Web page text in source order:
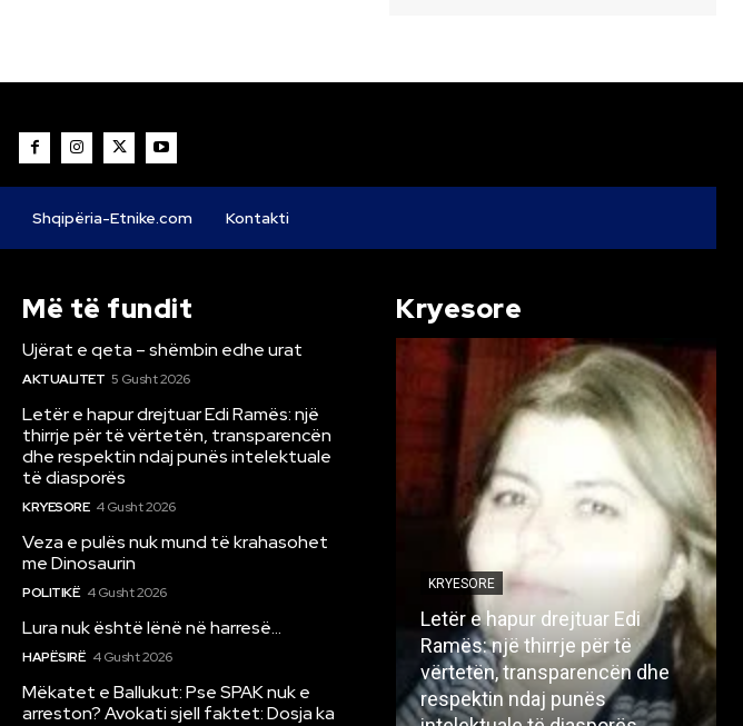
Shqipëria-Etnike.com Kontakti
Më të fundit
Ujërat e qeta – shëmbin edhe urat
AKTUALITET 5 Gusht 2026
Letër e hapur drejtuar Edi Ramës: një
thirrje për të vërtetën, transparencën
dhe respektin ndaj punës intelektuale
të diasporës
KRYESORE 4 Gusht 2026
Veza e pulës nuk mund të krahasohet
me Dinosaurin
POLITIKË 4 Gusht 2026
Lura nuk është lënë në harresë…
HAPËSIRË 4 Gusht 2026
Mëkatet e Ballukut: Pse SPAK nuk e
arreston? Avokati sjell faktet: Dosja ka
Kryesore
KRYESORE
Letër e hapur drejtuar Edi
Ramës: një thirrje për të
vërtetën, transparencën dhe
respektin ndaj punës